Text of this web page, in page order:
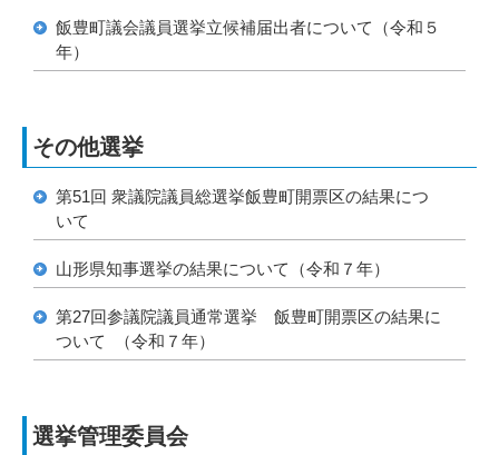
飯豊町議会議員選挙立候補届出者について（令和５
年）
その他選挙
第51回 衆議院議員総選挙飯豊町開票区の結果につ
いて
山形県知事選挙の結果について（令和７年）
第27回参議院議員通常選挙 飯豊町開票区の結果に
ついて
（令和７年）
選挙管理委員会